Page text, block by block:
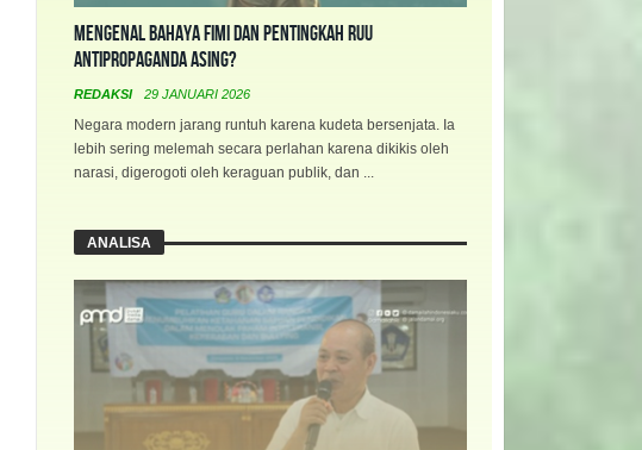
Mengenal Bahaya FIMI dan Pentingkah RUU
Antipropaganda Asing?
REDAKSI 29 JANUARI 2026
Negara modern jarang runtuh karena kudeta bersenjata. Ia
lebih sering melemah secara perlahan karena dikikis oleh
narasi, digerogoti oleh keraguan publik, dan ...
ANALISA